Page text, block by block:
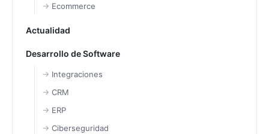
Ecommerce
Actualidad
Desarrollo de Software
Integraciones
CRM
ERP
Ciberseguridad